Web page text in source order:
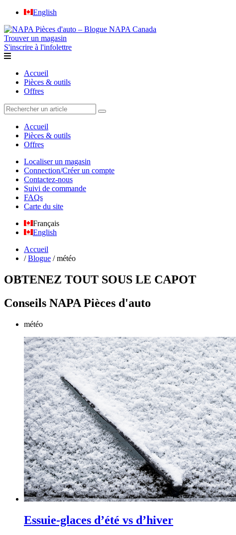
English
Trouver un magasin
S'inscrire à l'infolettre
Accueil
Pièces & outils
Offres
Accueil
Pièces & outils
Offres
Localiser un magasin
Connection/Créer un compte
Contactez-nous
Suivi de commande
FAQs
Carte du site
Français
English
Accueil
/ Blogue /météo
OBTENEZ TOUT SOUS LE CAPOT
Conseils NAPA Pièces d'auto
météo
Essuie-glaces d’été vs d’hiver